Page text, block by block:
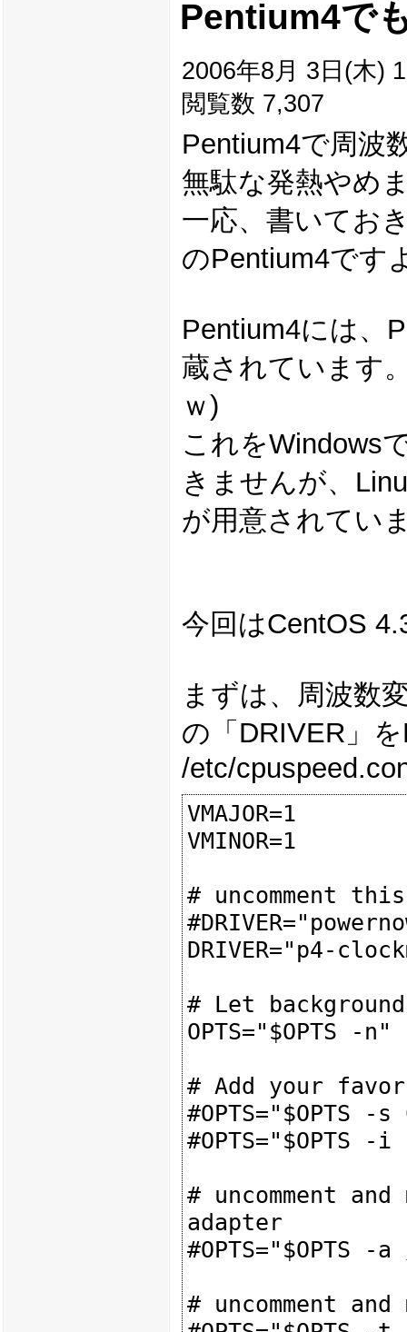
Pentium4で
2006年8月 3日(木)
閲覧数 7,307
Pentium4で周波
無駄な発熱やめ
一応、書いてお
のPentium4です
Pentium4には、
蔵されています
ｗ)
これをWindows
きませんが、
が用意されてい
今回はCentOS
まずは、周波数
の「DRIVER」
/etc/
VMAJOR=1
VMINOR=1
# uncomment
DRIVER="p4-
# Let
OPTS="$OPTS -n"
# Add your
# uncomment
adapter
# uncomment